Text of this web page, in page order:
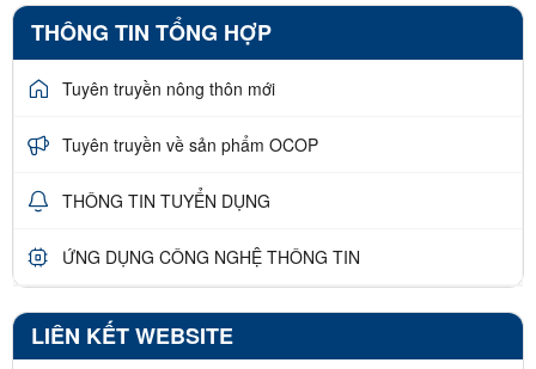
THÔNG TIN TỔNG HỢP
Tuyên truyền nông thôn mới
Tuyên truyền về sản phẩm OCOP
THÔNG TIN TUYỂN DỤNG
ỨNG DỤNG CÔNG NGHỆ THÔNG TIN
LIÊN KẾT WEBSITE